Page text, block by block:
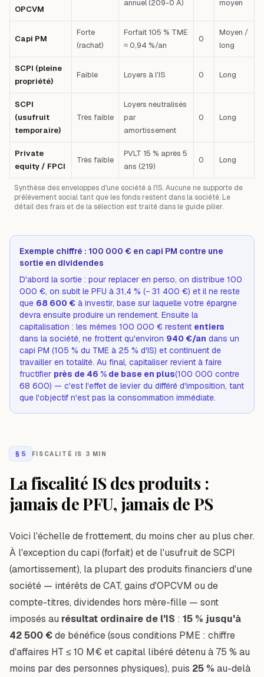
Synthèse des enveloppes d'une société à l'IS. Aucune ne supporte de
prélèvement social tant que les fonds restent dans la société. Le
détail des frais et de la sélection est traité dans le guide pilier.
OPCVM
annuel (209-0 A) moyen
Capi PM
Forte
(rachat)
Forfait 105 % TME
≈ 0,94 %/an
0
Moyen /
long
SCPI (pleine
propriété)
Faible Loyers à l'IS 0 Long
SCPI
(usufruit
temporaire)
Très faible
Loyers neutralisés
par
amortissement
0 Long
Private
equity / FPCI
Très faible
PVLT 15 % après 5
ans (219)
0 Long
Exemple chiffré : 100 000 € en capi PM contre une
sortie en dividendes
D'abord la sortie : pour replacer en perso, on distribue 100
000 €, on subit le PFU à 31,4 % (− 31 400 €) et il ne reste
que 68 600 € à investir, base sur laquelle votre épargne
devra ensuite produire un rendement. Ensuite la
capitalisation : les mêmes 100 000 € restent entiers
dans la société, ne frottent qu'environ 940 €/an dans un
capi PM (105 % du TME à 25 % d'IS) et continuent de
travailler en totalité. Au final, capitaliser revient à faire
fructifier près de 46 % de base en plus(100 000 contre
68 600) — c'est l'effet de levier du différé d'imposition, tant
que l'objectif n'est pas la consommation immédiate.
§ 5 FISCALITÉ IS · 3 MIN
La fiscalité IS des produits :
jamais de PFU, jamais de PS
Voici l'échelle de frottement, du moins cher au plus cher.
À l'exception du capi (forfait) et de l'usufruit de SCPI
(amortissement), la plupart des produits financiers d'une
société — intérêts de CAT, gains d'OPCVM ou de
compte-titres, dividendes hors mère-fille — sont
imposés au résultat ordinaire de l'IS : 15 % jusqu'à
42 500 €de bénéfice (sous conditions PME : chiffre
d'affaires HT ≤ 10 M€ et capital libéré détenu à 75 % au
moins par des personnes physiques), puis 25 % au-delà